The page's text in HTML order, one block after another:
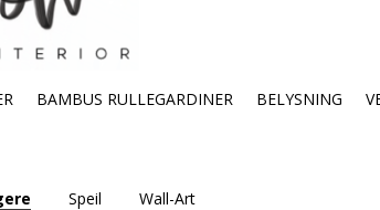
BAMBUS RULLEGARDINER BELYSNING
Speil Wall-Art